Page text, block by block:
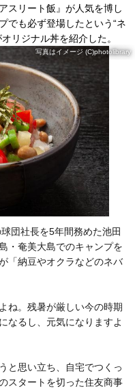
スリート飯』が人気を博し
でも必ず登場したという“ネ
リジナル丼を紹介した。
写真はイメージ (C)photolibrary
団社長を5年間務めた池田
・奄美大島でのキャンプを
「納豆やオクラなどのネバ
ね。残暑が厳しい今の時期
なるし、元気になりますよ
と思い立ち、自宅でつくっ
スタートを切った住友商事